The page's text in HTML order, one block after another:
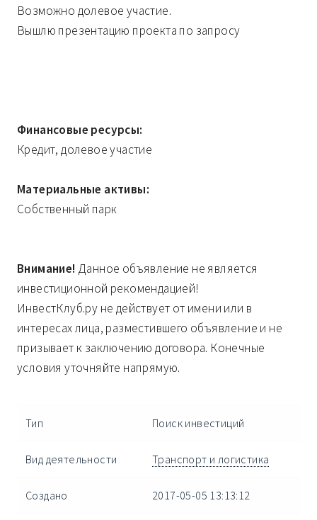
Возможно долевое участие.
Вышлю презентацию проекта по запросу
Финансовые ресурсы:
Кредит, долевое участие
Материальные активы:
Собственный парк
Внимание! Данное объявление не является
инвестиционной рекомендацией!
ИнвестКлуб.ру не действует от имени или в
интересах лица, разместившего объявление и не
призывает к заключению договора. Конечные
условия уточняйте напрямую.
Тип Поиск инвестиций
Вид деятельности Транспорт и логистика
Создано 2017-05-05 13:13:12